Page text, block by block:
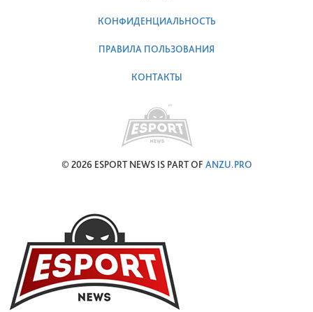
КОНФИДЕНЦИАЛЬНОСТЬ
ПРАВИЛА ПОЛЬЗОВАНИЯ
КОНТАКТЫ
© 2026 ESPORT NEWS IS PART OF ANZU.PRO